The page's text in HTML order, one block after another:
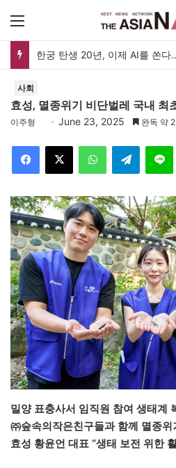
메뉴
사회
효성, 멸종위기 비단벌레 국내 최
이주형 June 23, 2025 완독 약
Facebook
X WhatsAppTelegram
밀양 표충사서 임직원 참여 생태계
㈜숲속의작은친구들과 함께 멸종
효성 황윤언 대표 “생태 보전 위한